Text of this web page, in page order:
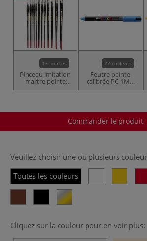
13 pointes
Pinceau imitation
martre pointe
plate ArtStyl série
22 couleurs
Feutre pointe
calibrée PC-1MR
Posca
Commander le produit
Veuillez choisir une ou plusieurs
Toutes les couleurs
Cliquez sur la couleur pour en voir plus: